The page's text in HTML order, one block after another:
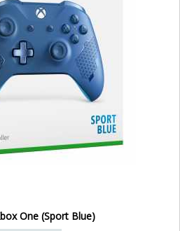
One (Sport Blue)